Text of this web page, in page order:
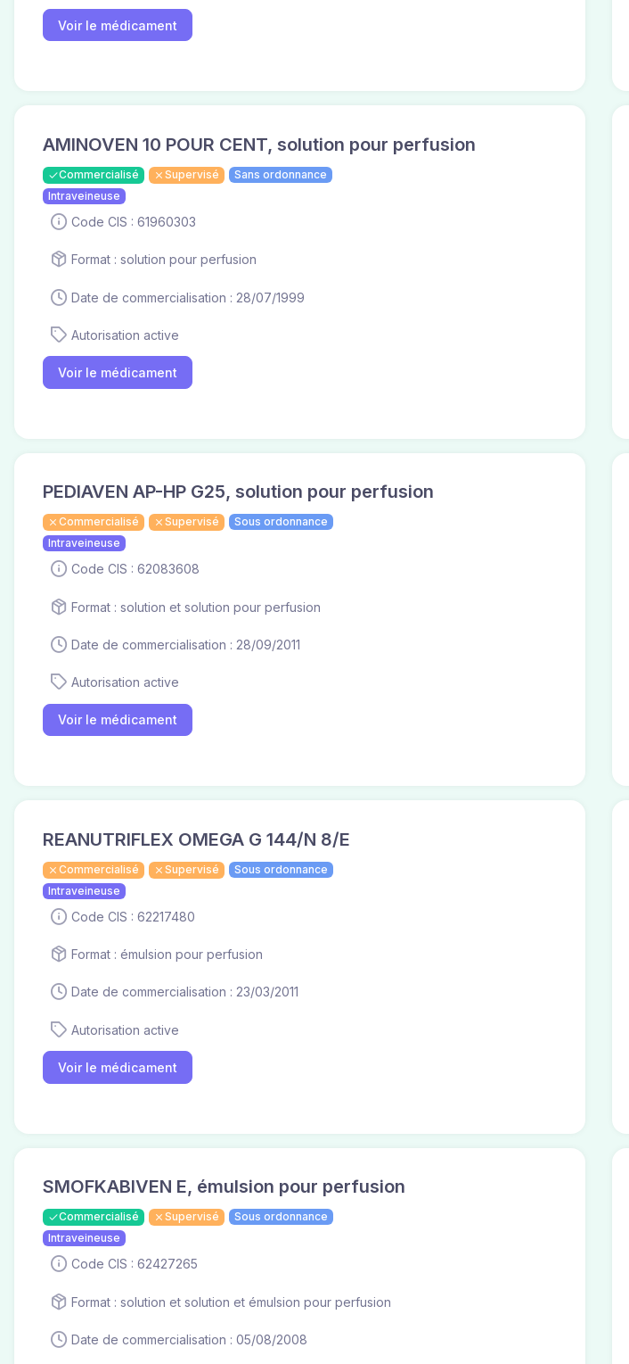
Voir le médicament
AMINOVEN 10 POUR CENT, solution pour perfusion
Commercialisé Supervisé
Sans ordonnance
Intraveineuse
Code CIS : 61960303
Format : solution pour perfusion
Date de commercialisation : 28/07/1999
Autorisation active
Voir le médicament
PEDIAVEN AP-HP G25, solution pour perfusion
Commercialisé Supervisé
Sous ordonnance
Intraveineuse
Code CIS : 62083608
Format : solution et solution pour perfusion
Date de commercialisation : 28/09/2011
Autorisation active
Voir le médicament
REANUTRIFLEX OMEGA G 144/N 8/E
Commercialisé Supervisé
Sous ordonnance
Intraveineuse
Code CIS : 62217480
Format : émulsion pour perfusion
Date de commercialisation : 23/03/2011
Autorisation active
Voir le médicament
SMOFKABIVEN E, émulsion pour perfusion
Commercialisé Supervisé
Sous ordonnance
Intraveineuse
Code CIS : 62427265
Format : solution et solution et émulsion pour perfusion
Date de commercialisation : 05/08/2008